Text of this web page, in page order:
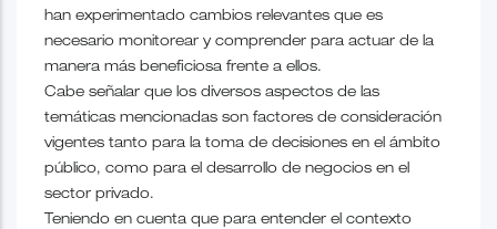
han experimentado cambios relevantes que es
necesario monitorear y comprender para actuar de la
manera más beneficiosa frente a ellos.
Cabe señalar que los diversos aspectos de las
temáticas mencionadas son factores de consideración
vigentes tanto para la toma de decisiones en el ámbito
público, como para el desarrollo de negocios en el
sector privado.
Teniendo en cuenta que para entender el contexto